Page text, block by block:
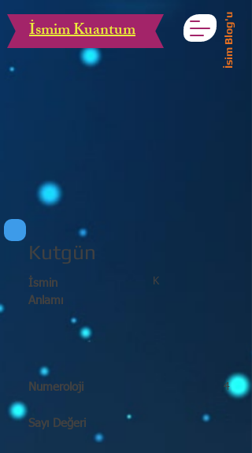
İsmim Kuantum İsim Blog'u
Kutgün
K
İsmin
Anlamı
Numeroloji
Sayı Değeri
4